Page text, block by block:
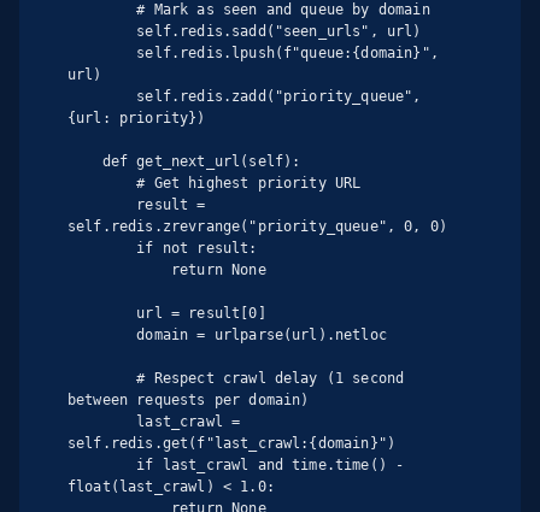
        # Mark as seen and queue by domain
url)
{url: priority})
        # Get highest priority URL
self.redis.zrevrange("priority_queue", 0, 0)
        domain = urlparse(url).netloc
        # Respect crawl delay (1 second
between requests per domain)
self.redis.get(f"last_crawl:{domain}")
float(last_crawl) < 1.0: